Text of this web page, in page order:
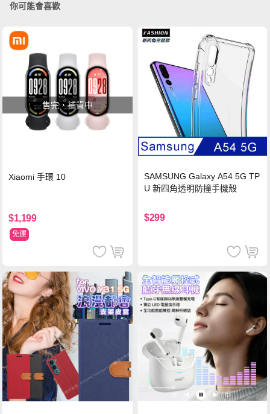
你可能會喜歡
售完，補貨中
Xiaomi 手環 10
$1,199
免運
SAMSUNG Galaxy A54 5G TP
U 新四角透明防撞手機殼
$299